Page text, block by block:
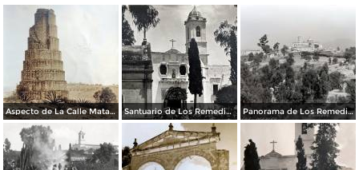
Aspecto de La Calle Matamoros ( Circulada el 21 de Julio de 1931 ). Santuario de Los Remedios Naucalpan de Juárez, Edo de México. Panorama de Los Remedios.